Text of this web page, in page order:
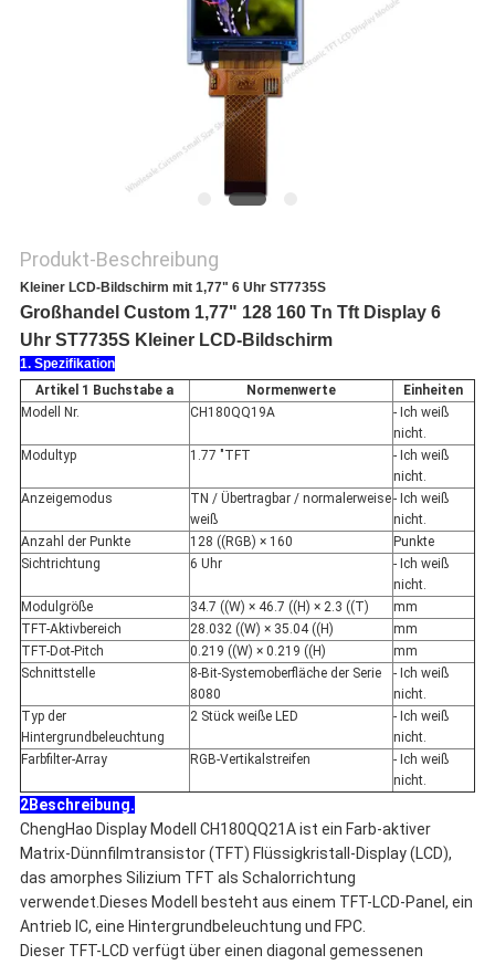
Produkt-Beschreibung
Kleiner LCD-Bildschirm mit 1,77" 6 Uhr ST7735S
Großhandel Custom 1,77" 128 160 Tn Tft Display 6
Uhr ST7735S Kleiner LCD-Bildschirm
1. Spezifikation
Artikel 1 Buchstabe a
Normenwerte
Einheiten
Modell Nr.
CH180QQ19A
- Ich weiß
nicht.
Modultyp
1.77 "TFT
- Ich weiß
nicht.
Anzeigemodus
TN / Übertragbar / normalerweise
weiß
- Ich weiß
nicht.
Anzahl der Punkte
128 ((RGB) × 160
Punkte
Sichtrichtung
6 Uhr
- Ich weiß
nicht.
Modulgröße
34.7 ((W) × 46.7 ((H) × 2.3 ((T)
mm
TFT-Aktivbereich
28.032 ((W) × 35.04 ((H)
mm
TFT-Dot-Pitch
0.219 ((W) × 0.219 ((H)
mm
Schnittstelle
8-Bit-Systemoberfläche der Serie
8080
- Ich weiß
nicht.
Typ der
Hintergrundbeleuchtung
2 Stück weiße LED
- Ich weiß
nicht.
Farbfilter-Array
RGB-Vertikalstreifen
- Ich weiß
nicht.
2Beschreibung.
ChengHao Display Modell CH180QQ21A ist ein Farb-aktiver
Matrix-Dünnfilmtransistor (TFT) Flüssigkristall-Display (LCD),
das amorphes Silizium TFT als Schalorrichtung
verwendet.Dieses Modell besteht aus einem TFT-LCD-Panel, ein
Antrieb IC, eine Hintergrundbeleuchtung und FPC.
Dieser TFT-LCD verfügt über einen diagonal gemessenen